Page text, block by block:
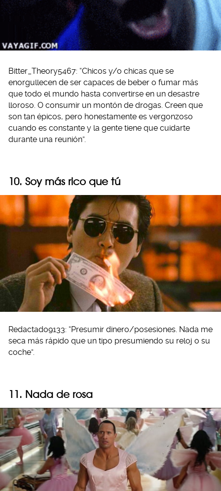
Bitter_Theory5467: “Chicos y/o chicas que se
enorgullecen de ser capaces de beber o fumar más
que todo el mundo hasta convertirse en un desastre
lloroso. O consumir un montón de drogas. Creen que
son tan épicos, pero honestamente es vergonzoso
cuando es constante y la gente tiene que cuidarte
durante una reunión”.
10. Soy más rico que tú
Redactado9133: “Presumir dinero/posesiones. Nada me
seca más rápido que un tipo presumiendo su reloj o su
coche”.
11. Nada de rosa